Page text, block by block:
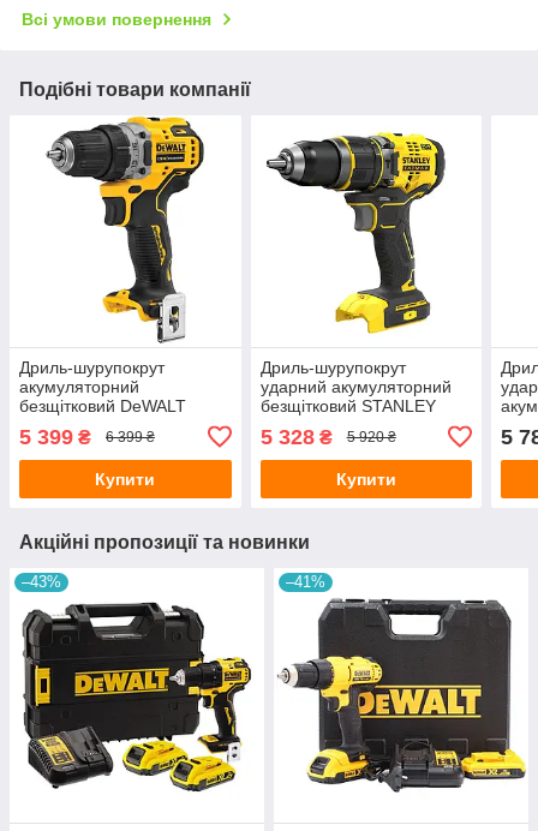
Всі умови повернення
Подібні товари компанії
Дриль-шурупокрут
акумуляторний
безщітковий DeWALT
5 399 ₴ 6 399 ₴
Купити
Дриль-шурупокрут
ударний акумуляторний
безщітковий STANLEY
5 328₴ 5 920 ₴
Купити
5
Акційні пропозиції та новинки
–43% –41%